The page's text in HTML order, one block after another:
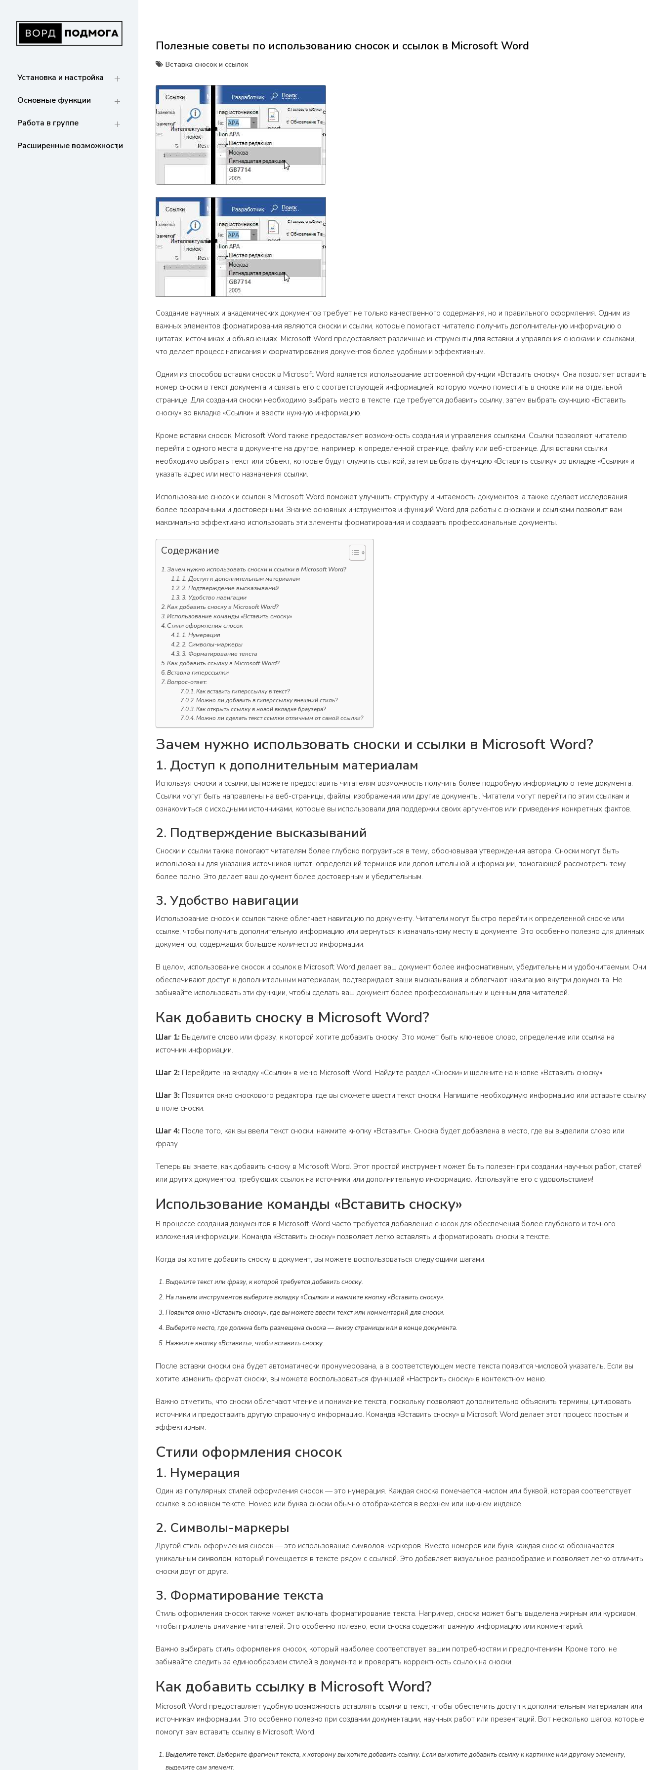
содержанию
совместной работе. Станьте мастером
Установка и настройка
Основные функции
Работа в группе
Расширенные возможности
Полезные советы по использованию сносок и ссылок в Microsoft Word
Вставка сносок и ссылок
Создание научных и академических документов требует не только качественного содержания, но и правильного оформления. Одним из
важных элементов форматирования являются сноски и ссылки, которые помогают читателю получить дополнительную информацию о
цитатах, источниках и объяснениях. Microsoft Word предоставляет различные инструменты для вставки и управления сносками и ссылками,
что делает процесс написания и форматирования документов более удобным и эффективным.
Одним из способов вставки сносок в Microsoft Word является использование встроенной функции «Вставить сноску». Она позволяет вставить
номер сноски в текст документа и связать его с соответствующей информацией, которую можно поместить в сноске или на отдельной
странице. Для создания сноски необходимо выбрать место в тексте, где требуется добавить ссылку, затем выбрать функцию «Вставить
сноску» во вкладке «Ссылки» и ввести нужную информацию.
Кроме вставки сносок, Microsoft Word также предоставляет возможность создания и управления ссылками. Ссылки позволяют читателю
перейти с одного места в документе на другое, например, к определенной странице, файлу или веб-странице. Для вставки ссылки
необходимо выбрать текст или объект, которые будут служить ссылкой, затем выбрать функцию «Вставить ссылку» во вкладке «Ссылки» и
указать адрес или место назначения ссылки.
Использование сносок и ссылок в Microsoft Word поможет улучшить структуру и читаемость документов, а также сделает исследования
более прозрачными и достоверными. Знание основных инструментов и функций Word для работы с сносками и ссылками позволит вам
максимально эффективно использовать эти элементы форматирования и создавать профессиональные документы.
Содержание
Зачем нужно использовать сноски и ссылки в Microsoft Word?
1. Доступ к дополнительным материалам
2. Подтверждение высказываний
3. Удобство навигации
Как добавить сноску в Microsoft Word?
Использование команды «Вставить сноску»
Стили оформления сносок
1. Нумерация
2. Символы-маркеры
3. Форматирование текста
Как добавить ссылку в Microsoft Word?
Вставка гиперссылки
Вопрос-ответ:
Как вставить гиперссылку в текст?
Можно ли добавить в гиперссылку внешний стиль?
Как открыть ссылку в новой вкладке браузера?
Можно ли сделать текст ссылки отличным от самой ссылки?
Зачем нужно использовать сноски и ссылки в Microsoft Word?
1. Доступ к дополнительным материалам
Используя сноски и ссылки, вы можете предоставить читателям возможность получить более подробную информацию о теме документа.
Ссылки могут быть направлены на веб-страницы, файлы, изображения или другие документы. Читатели могут перейти по этим ссылкам и
ознакомиться с исходными источниками, которые вы использовали для поддержки своих аргументов или приведения конкретных фактов.
2. Подтверждение высказываний
Сноски и ссылки также помогают читателям более глубоко погрузиться в тему, обосновывая утверждения автора. Сноски могут быть
использованы для указания источников цитат, определений терминов или дополнительной информации, помогающей рассмотреть тему
более полно. Это делает ваш документ более достоверным и убедительным.
3. Удобство навигации
Использование сносок и ссылок также облегчает навигацию по документу. Читатели могут быстро перейти к определенной сноске или
ссылке, чтобы получить дополнительную информацию или вернуться к изначальному месту в документе. Это особенно полезно для длинных
документов, содержащих большое количество информации.
В целом, использование сносок и ссылок в Microsoft Word делает ваш документ более информативным, убедительным и удобочитаемым. Они
обеспечивают доступ к дополнительным материалам, подтверждают ваши высказывания и облегчают навигацию внутри документа. Не
забывайте использовать эти функции, чтобы сделать ваш документ более профессиональным и ценным для читателей.
Как добавить сноску в Microsoft Word?
Шаг 1: Выделите слово или фразу, к которой хотите добавить сноску. Это может быть ключевое слово, определение или ссылка на
источник информации.
Шаг 2: Перейдите на вкладку «Ссылки» в меню Microsoft Word. Найдите раздел «Сноски» и щелкните на кнопке «Вставить сноску».
Шаг 3: Появится окно сноскового редактора, где вы сможете ввести текст сноски. Напишите необходимую информацию или вставьте ссылку
в поле сноски.
Шаг 4: После того, как вы ввели текст сноски, нажмите кнопку «Вставить». Сноска будет добавлена в место, где вы выделили слово или
фразу.
Теперь вы знаете, как добавить сноску в Microsoft Word. Этот простой инструмент может быть полезен при создании научных работ, статей
или других документов, требующих ссылок на источники или дополнительную информацию. Используйте его с удовольствием!
Использование команды «Вставить сноску»
В процессе создания документов в Microsoft Word часто требуется добавление сносок для обеспечения более глубокого и точного
изложения информации. Команда «Вставить сноску» позволяет легко вставлять и форматировать сноски в тексте.
Когда вы хотите добавить сноску в документ, вы можете воспользоваться следующими шагами:
Выделите текст или фразу, к которой требуется добавить сноску.
На панели инструментов выберите вкладку «Ссылки» и нажмите кнопку «Вставить сноску».
Появится окно «Вставить сноску», где вы можете ввести текст или комментарий для сноски.
Выберите место, где должна быть размещена сноска — внизу страницы или в конце документа.
Нажмите кнопку «Вставить», чтобы вставить сноску.
После вставки сноски она будет автоматически пронумерована, а в соответствующем месте текста появится числовой указатель. Если вы
хотите изменить формат сноски, вы можете воспользоваться функцией «Настроить сноску» в контекстном меню.
Важно отметить, что сноски облегчают чтение и понимание текста, поскольку позволяют дополнительно объяснить термины, цитировать
источники и предоставить другую справочную информацию. Команда «Вставить сноску» в Microsoft Word делает этот процесс простым и
эффективным.
Стили оформления сносок
1. Нумерация
Один из популярных стилей оформления сносок — это нумерация. Каждая сноска помечается числом или буквой, которая соответствует
ссылке в основном тексте. Номер или буква сноски обычно отображается в верхнем или нижнем индексе.
2. Символы-маркеры
Другой стиль оформления сносок — это использование символов-маркеров. Вместо номеров или букв каждая сноска обозначается
уникальным символом, который помещается в тексте рядом с ссылкой. Это добавляет визуальное разнообразие и позволяет легко отличить
сноски друг от друга.
3. Форматирование текста
Стиль оформления сносок также может включать форматирование текста. Например, сноска может быть выделена жирным или курсивом,
чтобы привлечь внимание читателей. Это особенно полезно, если сноска содержит важную информацию или комментарий.
Важно выбирать стиль оформления сносок, который наиболее соответствует вашим потребностям и предпочтениям. Кроме того, не
забывайте следить за единообразием стилей в документе и проверять корректность ссылок на сноски.
Как добавить ссылку в Microsoft Word?
Microsoft Word предоставляет удобную возможность вставлять ссылки в текст, чтобы обеспечить доступ к дополнительным материалам или
источникам информации. Это особенно полезно при создании документации, научных работ или презентаций. Вот несколько шагов, которые
помогут вам вставить ссылку в Microsoft Word.
Выделите текст. Выберите фрагмент текста, к которому вы хотите добавить ссылку. Если вы хотите добавить ссылку к картинке или другому элементу,
выделите сам элемент.